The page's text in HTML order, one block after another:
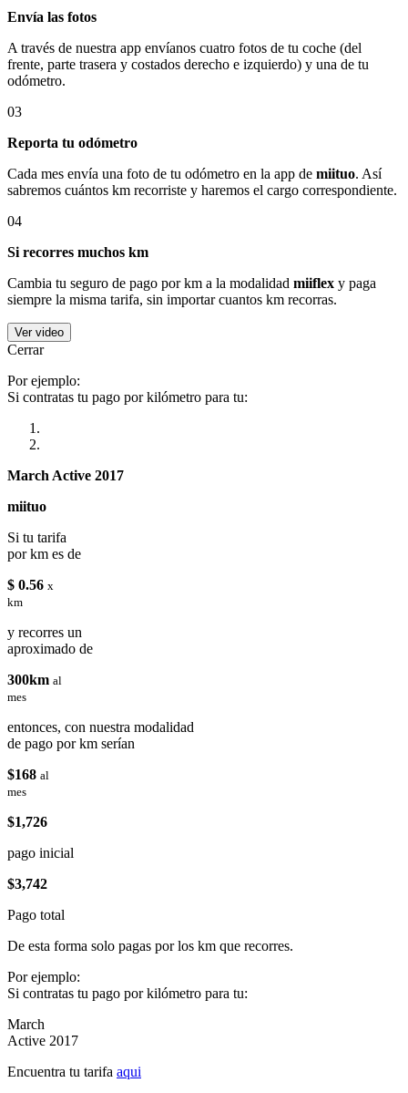
Envía las fotos
A través de nuestra app envíanos cuatro fotos de tu coche (del
frente, parte trasera y costados derecho e izquierdo) y una de tu
odómetro.
03
Reporta tu odómetro
Cada mes envía una foto de tu odómetro en la app de miituo. Así
sabremos cuántos km recorriste y haremos el cargo correspondiente.
04
Si recorres muchos km
Cambia tu seguro de pago por km a la modalidad miiflex y paga
siempre la misma tarifa, sin importar cuantos km recorras.
Ver video
Cerrar
Por ejemplo:
Si contratas tu pago por kilómetro para tu:
March Active 2017
miituo
Si tu tarifa
por km es de
$ 0.56 x
km
y recorres un
aproximado de
300km al
mes
entonces, con nuestra modalidad
de pago por km serían
$168 al
mes
$1,726
pago inicial
$3,742
Pago total
De esta forma solo pagas por los km que recorres.
Por ejemplo:
Si contratas tu pago por kilómetro para tu:
March
Active 2017
Encuentra tu tarifa aqui